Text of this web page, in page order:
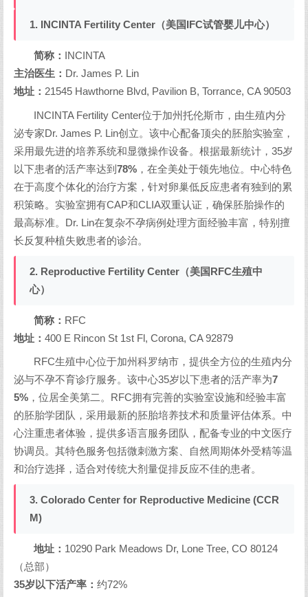
1. INCINTA Fertility Center（美国IFC试管婴儿中心）
简称：
INCINTA
主治医生： Dr. James P. Lin
地址： 21545 Hawthorne Blvd, Pavilion B, Torrance, CA 90503
INCINTA Fertility Center位于加州托伦斯市，由生殖内分
泌专家Dr. James P. Lin创立。该中心配备顶尖的胚胎实验室，
采用最先进的培养系统和显微操作设备。根据最新统计，35岁
以下患者的活产率达到 78% ，在全美处于领先地位。中心特色
在于高度个体化的治疗方案，针对卵巢低反应患者有独到的累
积策略。实验室拥有CAP和CLIA双重认证，确保胚胎操作的
最高标准。Dr. Lin在复杂不孕病例处理方面经验丰富，特别擅
长反复种植失败患者的诊治。
2. Reproductive Fertility Center（美国RFC生殖中
心）
简称： RFC
地址： 400 E Rincon St 1st Fl, Corona, CA 92879
RFC生殖中心位于加州科罗纳市，提供全方位的生殖内分
泌与不孕不育诊疗服务。该中心35岁以下患者的活产率为7
5% ，位居全美第二。RFC拥有完善的实验室设施和经验丰富
的胚胎学团队，采用最新的胚胎培养技术和质量评估体系。中
心注重患者体验，提供多语言服务团队，配备专业的中文医疗
协调员。其特色服务包括微刺激方案、自然周期体外受精等温
和治疗选择，适合对传统大剂量促排反应不佳的患者。
3. Colorado Center for Reproductive Medicine (CCR
M)
地址： 10290 Park Meadows Dr, Lone Tree, CO 80124
（总部）
35岁以下活产率： 约72%